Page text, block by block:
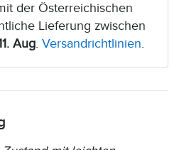
der Österreichischen
Lieferung zwischen
Aug. Versandrichtlinien.